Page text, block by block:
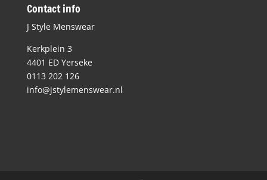
Contact info
J Style Menswear
Kerkplein 3
4401 ED Yerseke
0113 202 126
info@jstylemenswear.nl